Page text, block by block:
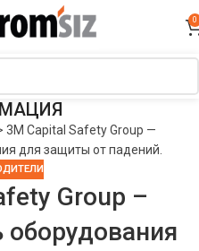
0
3M Capital Safety Group —
для защиты от падений.
Group –
оборудования